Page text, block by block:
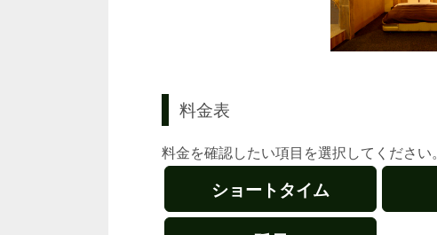
料金表
料金を確認したい項目を選択してください。
ショートタイム